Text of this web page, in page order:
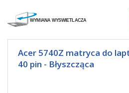
Acer 5740Z matryca do
40 pin - Błyszcząca